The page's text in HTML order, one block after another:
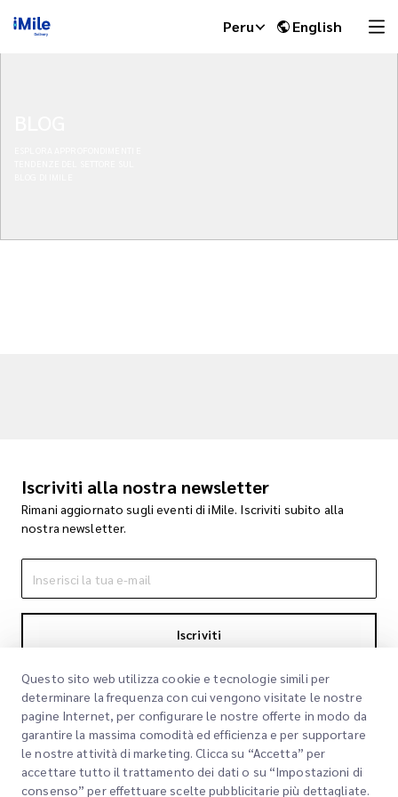
Peru English
Iscriviti alla nostra newsletter
Rimani aggiornato sugli eventi di iMile. Iscriviti subito alla
nostra newsletter.
Iscriviti
Iscrivendoti accetti la nostra Informativa sulla privacy Informativa sulla
privacy
Questo sito web utilizza cookie e tecnologie simili per
determinare la frequenza con cui vengono visitate le nostre
pagine Internet, per configurare le nostre offerte in modo da
garantire la massima comodità ed efficienza e per supportare
le nostre attività di marketing. Clicca su “Accetta” per
accettare tutto il trattamento dei dati o su “Impostazioni di
consenso” per effettuare scelte pubblicitarie più dettagliate.